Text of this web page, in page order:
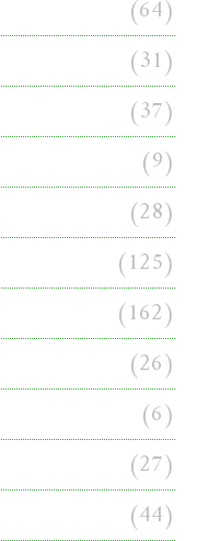
(64)
(31)
(37)
(9)
(28)
(125)
(162)
(26)
(6)
(27)
(44)